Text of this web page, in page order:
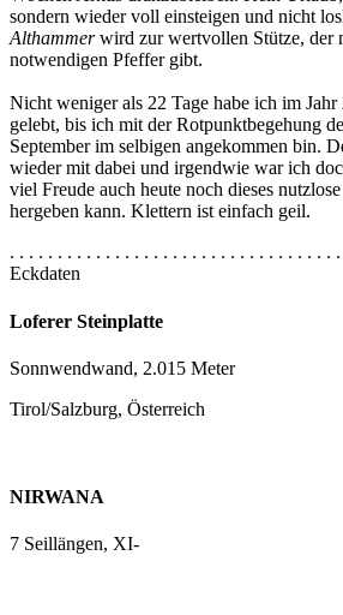
sondern wieder voll einsteigen und nicht
Althammerwird zur wertvollen Stütze, der
notwendigen Pfeffer gibt.
Nicht weniger als 22 Tage habe ich im
gelebt, bis ich mit der Rotpunktbegehung
September im selbigen angekommen bin.
wieder mit dabei und irgendwie war ich
viel Freude auch heute noch dieses
hergeben kann. Klettern ist einfach geil.
. . . . . . . . . . . . . . . . . . . . . . . . . . . . . . . . . .
Eckdaten
Loferer Steinplatte
Sonnwendwand, 2.015 Meter
Tirol/Salzburg, Österreich
NIRWANA
7 Seillängen, XI-